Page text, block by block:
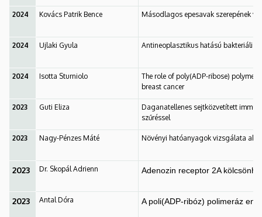
2024 Kovács Patrik Bence Másodlagos epesavak szerepének
2024 Ujlaki Gyula Antineoplasztikus hatású bakteriális
2024 Isotta Sturniolo
The role of poly(ADP-ribose)
breast cancer
2023 Guti Eliza
Daganatellenes sejtközvetített
szűréssel
2023 Nagy-Pénzes Máté Növényi hatóanyagok vizsgálata
2023 Dr. Skopál Adrienn Adenozin receptor 2A
2023 Antal Dóra A poli(ADP-ribóz) polimeráz